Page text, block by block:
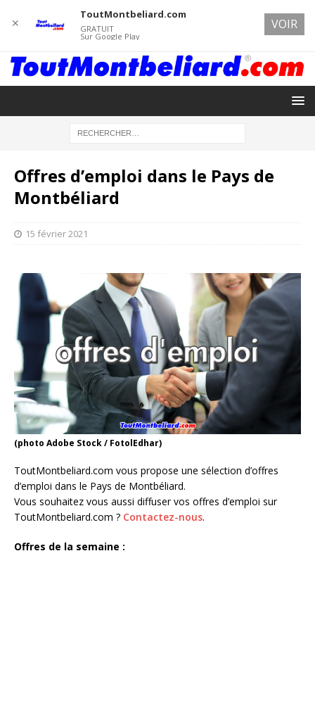
Offres d’emploi dans le Pays de
Montbéliard
15 février 2021
(photo Adobe Stock / FotolEdhar)
ToutMontbeliard.com vous propose une sélection d’offres
d’emploi dans le Pays de Montbéliard.
Vous souhaitez vous aussi diffuser vos offres d’emploi sur
ToutMontbeliard.com ? Contactez-nous.
Offres de la semaine :
✕
ToutMontbeliard.com
GRATUIT
Sur Google Play
VOIR